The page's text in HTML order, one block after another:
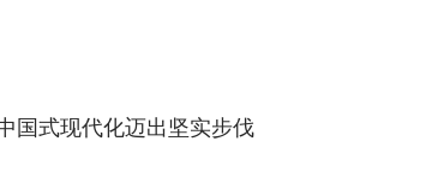
国式现代化迈出坚实步伐